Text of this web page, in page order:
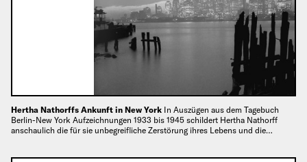
Hertha Nathorffs Ankunft in New York In Auszügen aus dem Tagebuch
Berlin-New York Aufzeichnungen 1933 bis 1945 schildert Hertha Nathorff
anschaulich die für sie unbegreifliche Zerstörung ihres Lebens und die…